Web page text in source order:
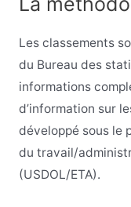
Les classements
du Bureau des
informations
d’information sur
développé sous le
du travail/
(USDOL/ETA).